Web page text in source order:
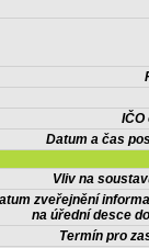
IČO
Datum a čas
Vliv na
zveřejnění
na úřední desce
Termín pro